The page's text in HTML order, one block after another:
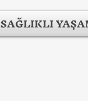
SAĞLIKLI